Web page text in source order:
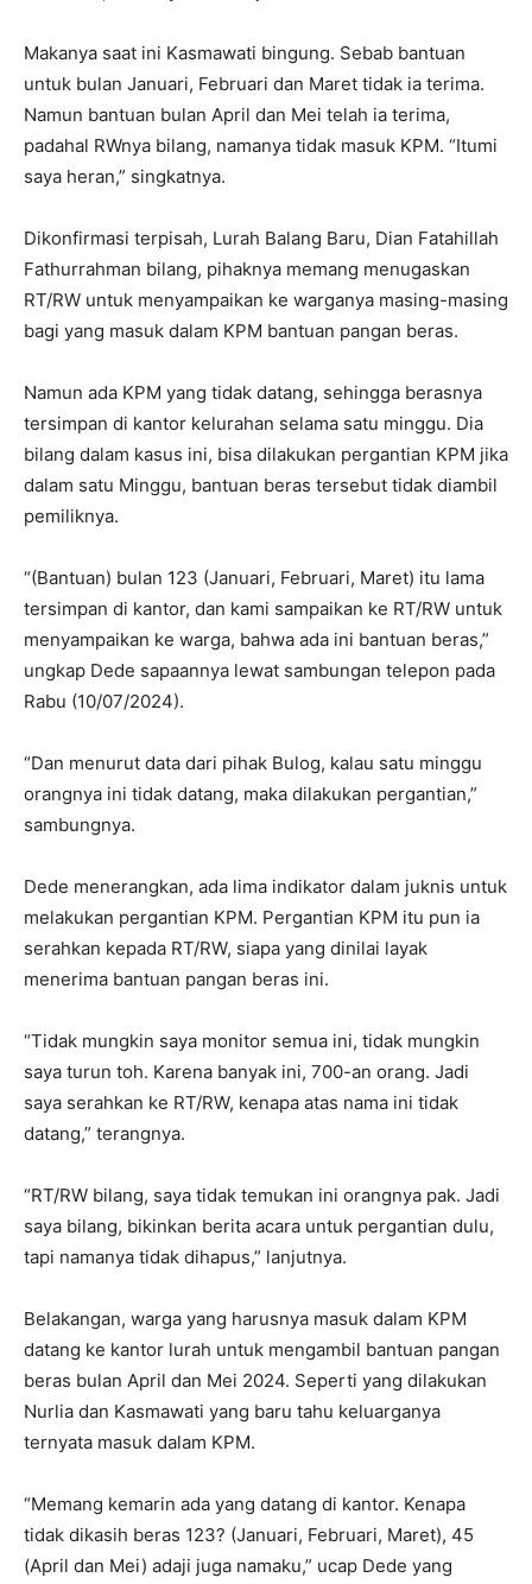
Makanya saat ini Kasmawati bingung. Sebab bantuan
untuk bulan Januari, Februari dan Maret tidak ia terima.
Namun bantuan bulan April dan Mei telah ia terima,
padahal RWnya bilang, namanya tidak masuk KPM. “Itumi
saya heran,” singkatnya.
Dikonfirmasi terpisah, Lurah Balang Baru, Dian Fatahillah
Fathurrahman bilang, pihaknya memang menugaskan
RT/RW untuk menyampaikan ke warganya masing-masing
bagi yang masuk dalam KPM bantuan pangan beras.
Namun ada KPM yang tidak datang, sehingga berasnya
tersimpan di kantor kelurahan selama satu minggu. Dia
bilang dalam kasus ini, bisa dilakukan pergantian KPM jika
dalam satu Minggu, bantuan beras tersebut tidak diambil
pemiliknya.
“(Bantuan) bulan 123 (Januari, Februari, Maret) itu lama
tersimpan di kantor, dan kami sampaikan ke RT/RW untuk
menyampaikan ke warga, bahwa ada ini bantuan beras,”
ungkap Dede sapaannya lewat sambungan telepon pada
Rabu (10/07/2024).
“Dan menurut data dari pihak Bulog, kalau satu minggu
orangnya ini tidak datang, maka dilakukan pergantian,”
sambungnya.
Dede menerangkan, ada lima indikator dalam juknis untuk
melakukan pergantian KPM. Pergantian KPM itu pun ia
serahkan kepada RT/RW, siapa yang dinilai layak
menerima bantuan pangan beras ini.
“Tidak mungkin saya monitor semua ini, tidak mungkin
saya turun toh. Karena banyak ini, 700-an orang. Jadi
saya serahkan ke RT/RW, kenapa atas nama ini tidak
datang,” terangnya.
“RT/RW bilang, saya tidak temukan ini orangnya pak. Jadi
saya bilang, bikinkan berita acara untuk pergantian dulu,
tapi namanya tidak dihapus,” lanjutnya.
Belakangan, warga yang harusnya masuk dalam KPM
datang ke kantor lurah untuk mengambil bantuan pangan
beras bulan April dan Mei 2024. Seperti yang dilakukan
Nurlia dan Kasmawati yang baru tahu keluarganya
ternyata masuk dalam KPM.
“Memang kemarin ada yang datang di kantor. Kenapa
tidak dikasih beras 123? (Januari, Februari, Maret), 45
(April dan Mei) adaji juga namaku,” ucap Dede yang